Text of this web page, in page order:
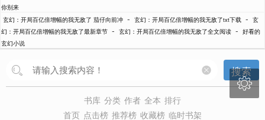
你别来
玄幻：开局百亿倍增幅的我无敌了 茄仔向前冲 - 玄幻：开局百亿倍增幅的我无敌了txt下载 - 玄
幻：开局百亿倍增幅的我无敌了最新章节 - 玄幻：开局百亿倍增幅的我无敌了全文阅读 - 好看的
玄幻小说
搜索
书库 分类 作者 全本 排行
首页 点击榜 推荐榜 收藏榜 临时书架
